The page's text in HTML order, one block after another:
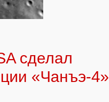
сделал
«Чанъэ-4»